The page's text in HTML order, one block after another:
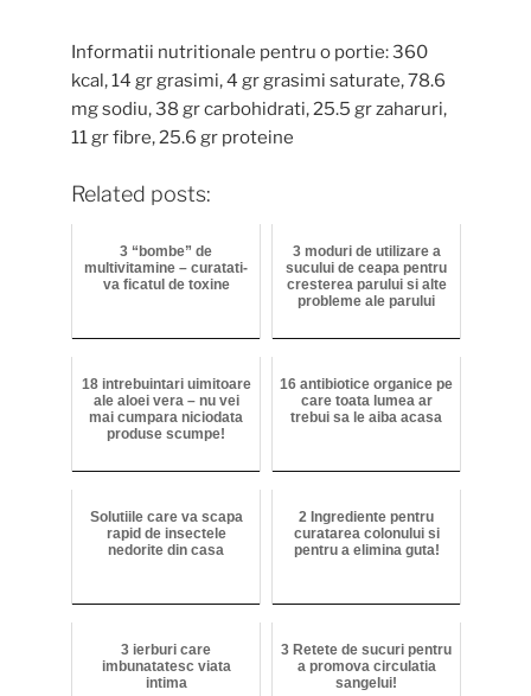
Informatii nutritionale pentru o portie: 360
kcal, 14 gr grasimi, 4 gr grasimi saturate, 78.6
mg sodiu, 38 gr carbohidrati, 25.5 gr zaharuri,
11 gr fibre, 25.6 gr proteine
Related posts:
3 “bombe” de
multivitamine – curatati-
va ficatul de toxine
3 moduri de utilizare a
sucului de ceapa pentru
cresterea parului si alte
probleme ale parului
18 intrebuintari uimitoare
ale aloei vera – nu vei
mai cumpara niciodata
produse scumpe!
16 antibiotice organice pe
care toata lumea ar
trebui sa le aiba acasa
Solutiile care va scapa
rapid de insectele
nedorite din casa
2 Ingrediente pentru
curatarea colonului si
pentru a elimina guta!
3 ierburi care
imbunatatesc viata
intima
3 Retete de sucuri pentru
a promova circulatia
sangelui!